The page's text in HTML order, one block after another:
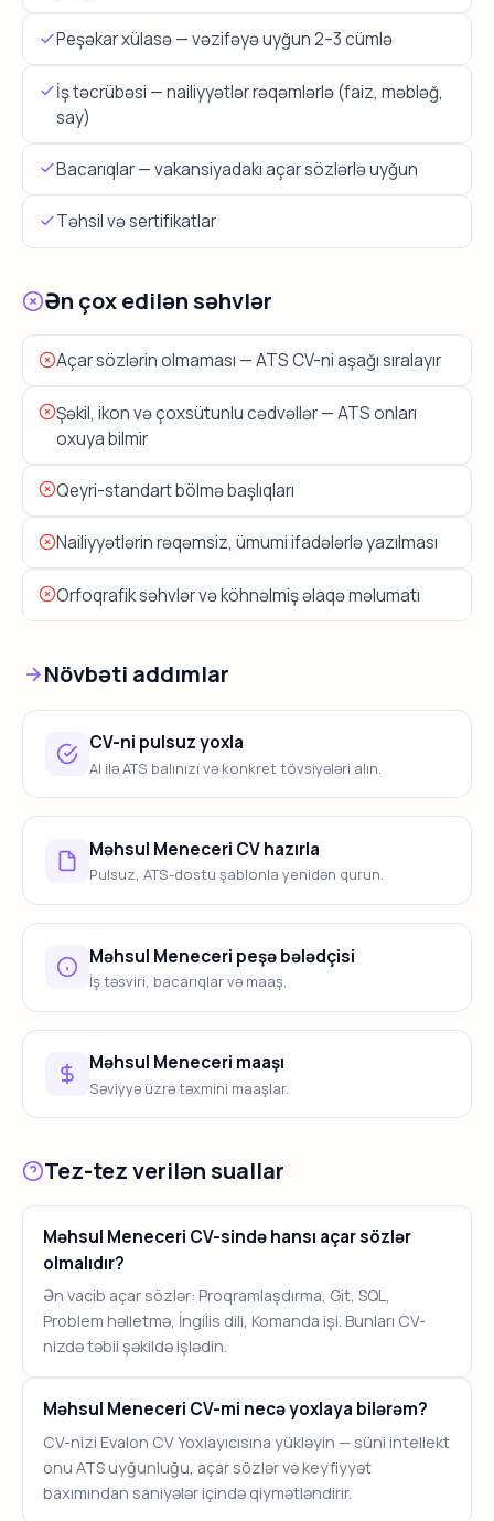
Peşəkar xülasə — vəzifəyə uyğun 2–3 cümlə
İş təcrübəsi — nailiyyətlər rəqəmlərlə (faiz, məbləğ,
say)
Bacarıqlar — vakansiyadakı açar sözlərlə uyğun
Təhsil və sertifikatlar
Ən çox edilən səhvlər
Açar sözlərin olmaması — ATS CV-ni aşağı sıralayır
Şəkil, ikon və çoxsütunlu cədvəllər — ATS onları
oxuya bilmir
Qeyri-standart bölmə başlıqları
Nailiyyətlərin rəqəmsiz, ümumi ifadələrlə yazılması
Orfoqrafik səhvlər və köhnəlmiş əlaqə məlumatı
Növbəti addımlar
CV-ni pulsuz yoxla
AI ilə ATS balınızı və konkret tövsiyələri alın.
Məhsul Meneceri CV hazırla
Pulsuz, ATS-dostu şablonla yenidən qurun.
Məhsul Meneceri peşə bələdçisi
İş təsviri, bacarıqlar və maaş.
Məhsul Meneceri maaşı
Səviyyə üzrə təxmini maaşlar.
Tez-tez verilən suallar
Məhsul Meneceri CV-sində hansı açar sözlər
olmalıdır?
Ən vacib açar sözlər: Proqramlaşdırma, Git, SQL,
Problem həlletmə, İngilis dili, Komanda işi. Bunları CV-
nizdə təbii şəkildə işlədin.
Məhsul Meneceri CV-mi necə yoxlaya bilərəm?
CV-nizi Evalon CV Yoxlayıcısına yükləyin — süni intellekt
onu ATS uyğunluğu, açar sözlər və keyfiyyət
baxımından saniyələr içində qiymətləndirir.